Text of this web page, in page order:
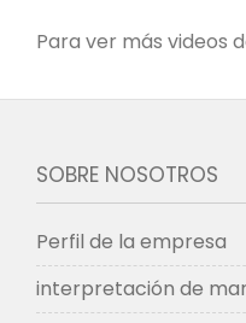
Para ver más videos
SOBRE NOSOTROS
Perfil de la empresa
interpretación de